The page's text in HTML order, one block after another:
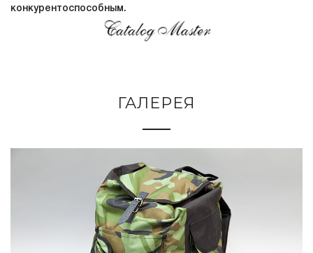
конкурентоспособным.
ГАЛЕРЕЯ